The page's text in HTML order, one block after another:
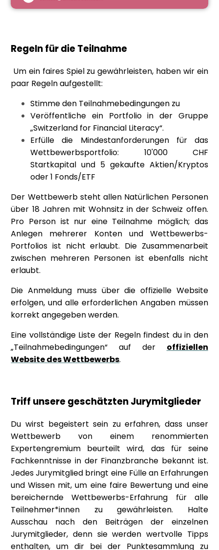
Regeln für die Teilnahme
Um ein faires Spiel zu gewährleisten, haben wir ein
paar Regeln aufgestellt:
Stimme den Teilnahmebedingungen zu
Veröffentliche ein Portfolio in der Gruppe
„Switzerland for Financial Literacy“.
Erfülle die Mindestanforderungen für das
Wettbewerbsportfolio: 10'000 CHF
Startkapital und 5 gekaufte Aktien/Kryptos
oder 1 Fonds/ETF
Der Wettbewerb steht allen Natürlichen Personen
über 18 Jahren mit Wohnsitz in der Schweiz offen.
Pro Person ist nur eine Teilnahme möglich; das
Anlegen mehrerer Konten und Wettbewerbs-
Portfolios ist nicht erlaubt. Die Zusammenarbeit
zwischen mehreren Personen ist ebenfalls nicht
erlaubt.
Die Anmeldung muss über die offizielle Website
erfolgen, und alle erforderlichen Angaben müssen
korrekt angegeben werden.
Eine vollständige Liste der Regeln findest du in den
„Teilnahmebedingungen“ auf der offiziellen
Website des Wettbewerbs.
Triff unsere geschätzten Jurymitglieder
Du wirst begeistert sein zu erfahren, dass unser
Wettbewerb von einem renommierten
Expertengremium beurteilt wird, das für seine
Fachkenntnisse in der Finanzbranche bekannt ist.
Jedes Jurymitglied bringt eine Fülle an Erfahrungen
und Wissen mit, um eine faire Bewertung und eine
bereichernde Wettbewerbs-Erfahrung für alle
Teilnehmer*innen zu gewährleisten. Halte
Ausschau nach den Beiträgen der einzelnen
Jurymitglieder, denn sie werden wertvolle Tipps
enthalten, um dir bei der Punktesammlung zu